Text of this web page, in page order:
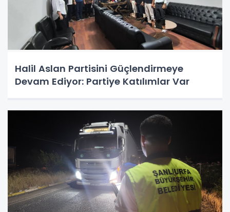
Halil Aslan Partisini Güçlendirmeye
Devam Ediyor: Partiye Katılımlar Var